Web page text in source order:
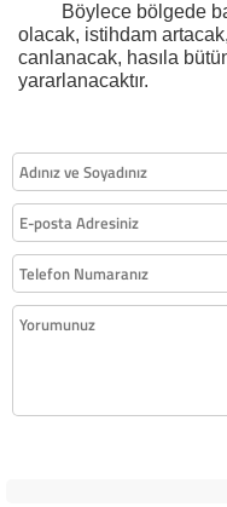
Böylece bölgede
olacak, istihdam
canlanacak, hasıla
yararlanacaktır.